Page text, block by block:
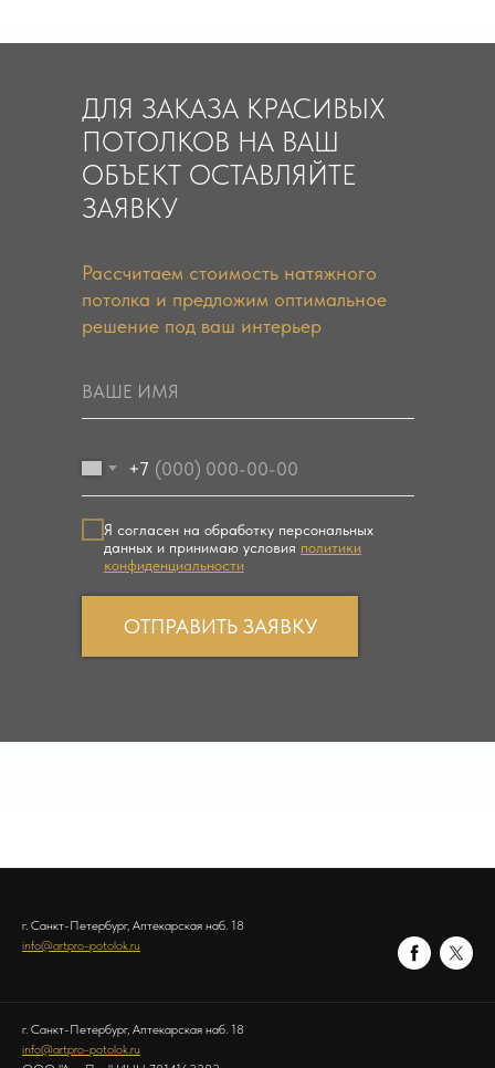
Рассчитаем стоимость натяжного
потолка и предложим оптимальное
решение под ваш интерьер
ДЛЯ ЗАКАЗА КРАСИВЫХ
ПОТОЛКОВ НА ВАШ
ОБЪЕКТ ОСТАВЛЯЙТЕ
ЗАЯВКУ
+7
Я согласен на обработку персональных
данных и принимаю условия политики
конфиденциальности
ОТПРАВИТЬ ЗАЯВКУ
г. Санкт-Петербург, Аптекарская наб. 18
info@artpro-potolok.ru
г. Санкт-Петербург, Аптекарская наб. 18
info@artpro-potolok.ru